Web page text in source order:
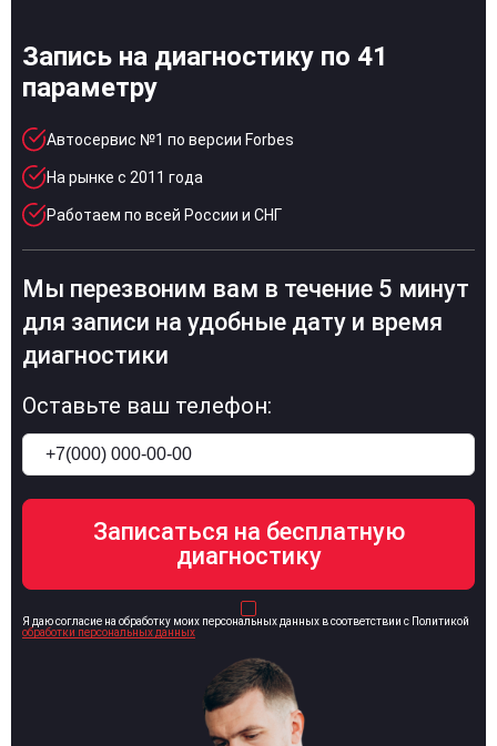
Запись на диагностику по 41
параметру
Автосервис №1 по версии Forbes
На рынке с 2011 года
Работаем по всей России и СНГ
Мы перезвоним вам в течение 5 минут
для записи на удобные дату и время
диагностики
Оставьте ваш телефон:
Я даю согласие на обработку моих персональных данных в соответствии с Политикой
обработки персональных данных